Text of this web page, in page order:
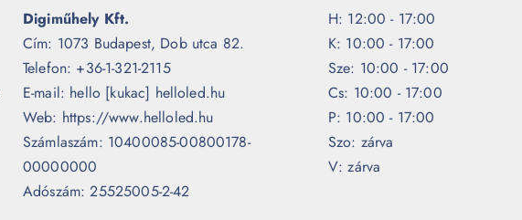
Digiműhely Kft.
Cím: 1073 Budapest, Dob utca 82.
Telefon: +36-1-321-2115
E-mail: hello [kukac] helloled.hu
Web: https://www.helloled.hu
Számlaszám: 10400085-00800178-
00000000
Adószám: 25525005-2-42
H: 12:00 - 17:00
K: 10:00 - 17:00
Sze: 10:00 - 17:00
Cs: 10:00 - 17:00
P: 10:00 - 17:00
Szo: zárva
V: zárva